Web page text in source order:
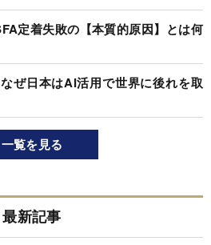
定着失敗の【本質的原因】とは何
ぜ日本はAI活用で世界に後れを取
一覧を見る
最新記事